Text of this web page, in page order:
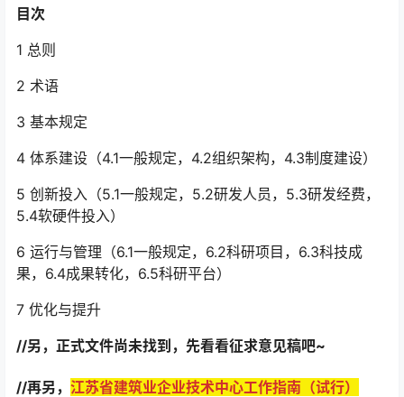
目次
1 总则
2 术语
3 基本规定
4 体系建设（4.1一般规定，4.2组织架构，4.3制度建设）
5 创新投入（5.1一般规定，5.2研发人员，5.3研发经费，
5.4软硬件投入）
6 运行与管理（6.1一般规定，6.2科研项目，6.3科技成
果，6.4成果转化，6.5科研平台）
7 优化与提升
//另，正式文件尚未找到，先看看征求意见稿吧~
//再另， 江苏省建筑业企业技术中心工作指南（试行）